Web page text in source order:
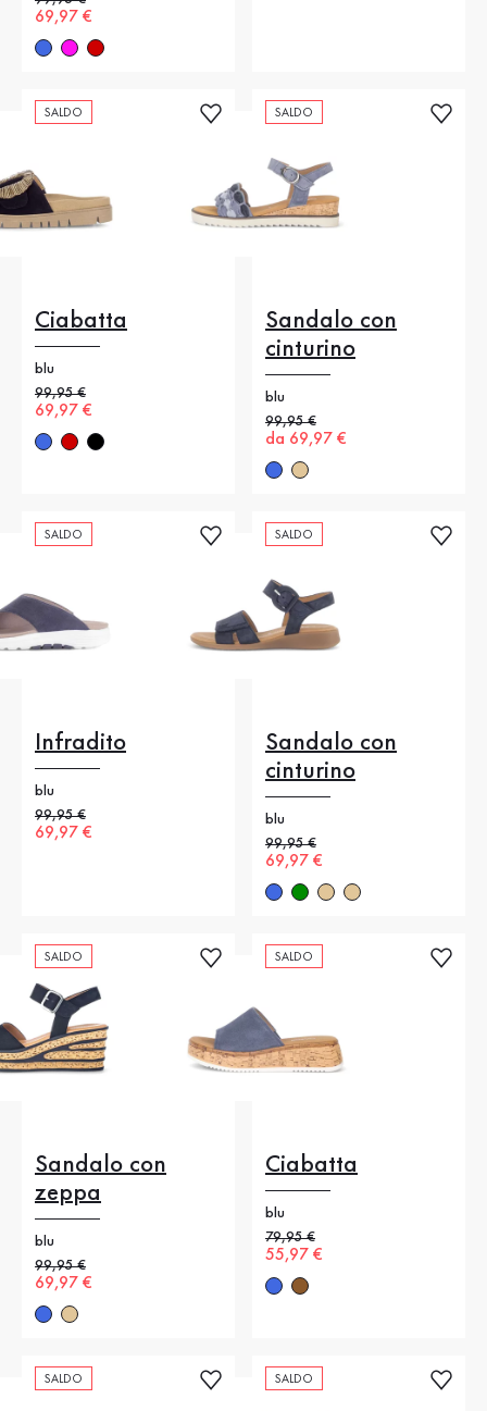
Nuovo prezzo
69,97 €
SALDO
Ciabatta
blu
Prezzo precedente
99,95 €
Nuovo prezzo
69,97 €
SALDO
Sandalo con
cinturino
blu
Prezzo precedente
99,95 €
Nuovo prezzo
da 69,97 €
SALDO
Infradito
blu
Prezzo precedente
99,95 €
Nuovo prezzo
69,97 €
SALDO
Sandalo con
cinturino
blu
Prezzo precedente
99,95 €
Nuovo prezzo
69,97 €
SALDO
Sandalo con
zeppa
blu
Prezzo precedente
99,95 €
Nuovo prezzo
69,97 €
SALDO
Ciabatta
blu
Prezzo precedente
79,95 €
Nuovo prezzo
55,97 €
SALDO SALDO